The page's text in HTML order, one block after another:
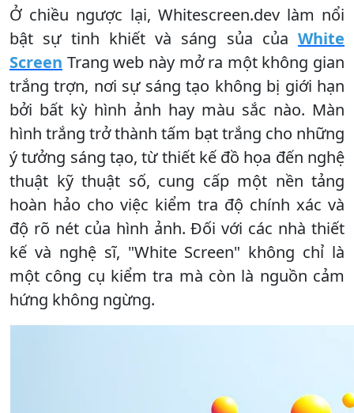
Ở chiều ngược lại, Whitescreen.dev làm nổi
bật sự tinh khiết và sáng sủa của White
Screen Trang web này mở ra một không gian
trắng trợn, nơi sự sáng tạo không bị giới hạn
bởi bất kỳ hình ảnh hay màu sắc nào. Màn
hình trắng trở thành tấm bạt trắng cho những
ý tưởng sáng tạo, từ thiết kế đồ họa đến nghệ
thuật kỹ thuật số, cung cấp một nền tảng
hoàn hảo cho việc kiểm tra độ chính xác và
độ rõ nét của hình ảnh. Đối với các nhà thiết
kế và nghệ sĩ, "White Screen" không chỉ là
một công cụ kiểm tra mà còn là nguồn cảm
hứng không ngừng.